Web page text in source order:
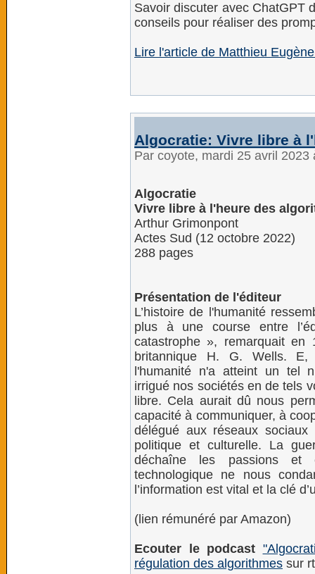
Savoir discuter avec ChatGPT
conseils pour réaliser des
Lire l'article de Matthieu
Algocratie: Vivre libre à
Par coyote, mardi 25 avril
Algocratie
Vivre libre à l'heure des
Arthur Grimonpont
Actes Sud (12 octobre 2022)
288 pages
Présentation de l'éditeur
L’histoire de l'humanité
plus à une course entre
catastrophe », remarquait en
britannique H. G. Wells. E,
l'humanité n'a atteint un tel
irrigué nos sociétés en de tels
libre. Cela aurait dû nous
capacité à communiquer, à
délégué aux réseaux
politique et culturelle. La
déchaîne les passions et
technologique ne nous
l’information est vital et la clé
(lien rémunéré par Amazon)
Ecouter le podcast
régulation des algorithmes sur